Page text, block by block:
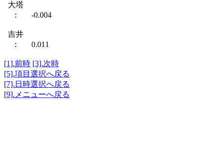
大塔
： -0.004
吉井
： 0.011
[1].前時 [3].次時
[5].項目選択へ戻る
[7].日時選択へ戻る
[9].メニューへ戻る